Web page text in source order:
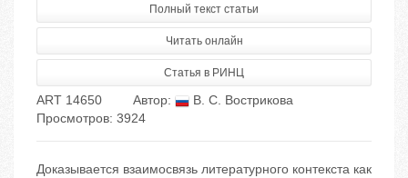
Полный текст статьи
Читать онлайн
Статья в РИНЦ
ART 14650 Автор:
В. С. Вострикова
Просмотров: 3924
Доказывается взаимосвязь литературного контекста как